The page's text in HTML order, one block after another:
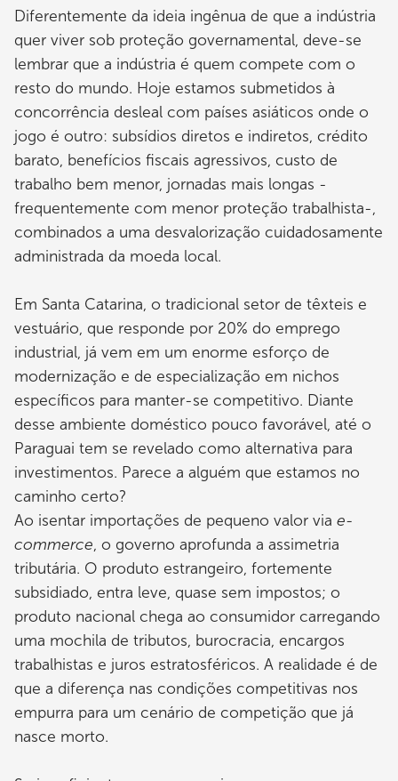
Diferentemente da ideia ingênua de que a indústria
quer viver sob proteção governamental, deve-se
lembrar que a indústria é quem compete com o
resto do mundo. Hoje estamos submetidos à
concorrência desleal com países asiáticos onde o
jogo é outro: subsídios diretos e indiretos, crédito
barato, benefícios fiscais agressivos, custo de
trabalho bem menor, jornadas mais longas -
frequentemente com menor proteção trabalhista-,
combinados a uma desvalorização cuidadosamente
administrada da moeda local.
Em Santa Catarina, o tradicional setor de têxteis e
vestuário, que responde por 20% do emprego
industrial, já vem em um enorme esforço de
modernização e de especialização em nichos
específicos para manter-se competitivo. Diante
desse ambiente doméstico pouco favorável, até o
Paraguai tem se revelado como alternativa para
investimentos. Parece a alguém que estamos no
caminho certo?
Ao isentar importações de pequeno valor via e-
commerce, o governo aprofunda a assimetria
tributária. O produto estrangeiro, fortemente
subsidiado, entra leve, quase sem impostos; o
produto nacional chega ao consumidor carregando
uma mochila de tributos, burocracia, encargos
trabalhistas e juros estratosféricos. A realidade é de
que a diferença nas condições competitivas nos
empurra para um cenário de competição que já
nasce morto.